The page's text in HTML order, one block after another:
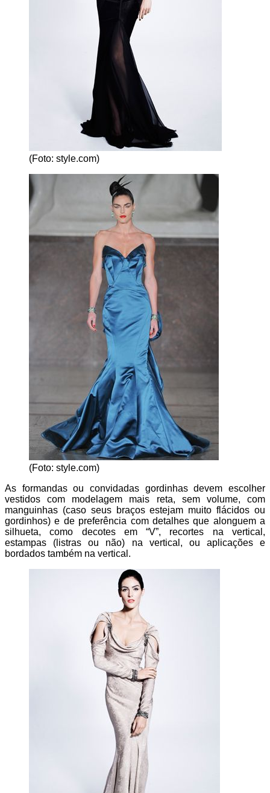
(Foto: style.com)
(Foto: style.com)
As formandas ou convidadas gordinhas devem escolher
vestidos com modelagem mais reta, sem volume, com
manguinhas (caso seus braços estejam muito flácidos ou
gordinhos) e de preferência com detalhes que alonguem a
silhueta, como decotes em “V”, recortes na vertical,
estampas (listras ou não) na vertical, ou aplicações e
bordados também na vertical.